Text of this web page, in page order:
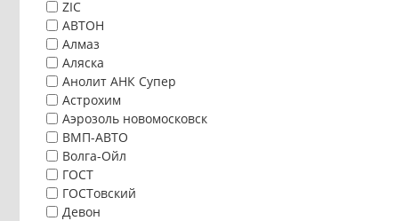
ZIC
АВТОН
Алмаз
Аляска
Анолит АНК Супер
Астрохим
Аэрозоль новомосковск
ВМП-АВТО
Волга-Ойл
ГОСТ
ГОСТовский
Девон